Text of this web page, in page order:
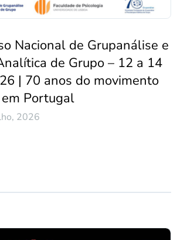
Nacional de Grupanálise e
de Grupo – 12 a 14
| 70 anos do movimento
Portugal
2026